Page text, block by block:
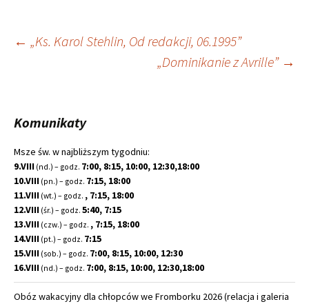
Nawigacja
← „Ks. Karol Stehlin, Od redakcji, 06.1995”
„Dominikanie z Avrille” →
Komunikaty
Msze św. w najbliższym tygodniu:
9.VIII (nd.) – godz. 7:00, 8:15, 10:00, 12:30,18:00
10.VIII (pn.) – godz. 7:15, 18:00
11.VIII (wt.) – godz. , 7:15, 18:00
12.VIII (śr.) – godz. 5:40, 7:15
13.VIII (czw.) – godz. , 7:15, 18:00
14.VIII (pt.) – godz. 7:15
15.VIII (sob.) – godz. 7:00, 8:15, 10:00, 12:30
16.VIII (nd.) – godz. 7:00, 8:15, 10:00, 12:30,18:00
Obóz wakacyjny dla chłopców we Fromborku 2026 (relacja i galeria